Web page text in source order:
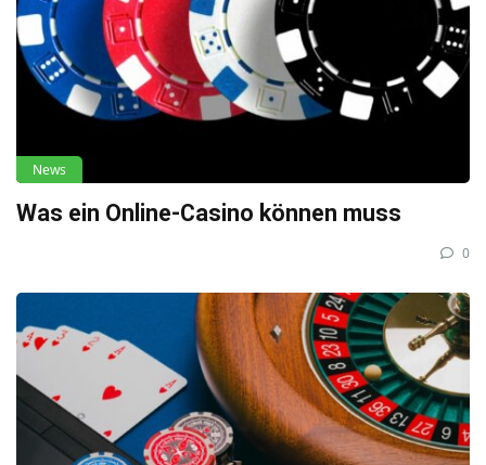
News
Was ein Online-Casino können muss
0